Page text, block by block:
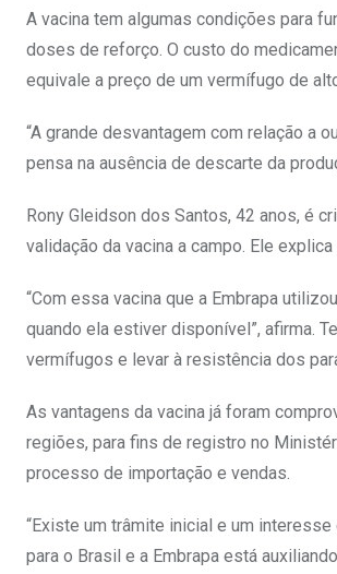
A vacina tem algumas condições para
doses de reforço. O custo do
equivale a preço de um vermífugo de
“A grande desvantagem com relação a
pensa na ausência de descarte da
Rony Gleidson dos Santos, 42 anos, é
validação da vacina a campo. Ele
“Com essa vacina que a Embrapa
quando ela estiver disponível”, afirma.
vermífugos e levar à resistência dos
As vantagens da vacina já foram
regiões, para fins de registro no
processo de importação e vendas.
“Existe um trâmite inicial e um
para o Brasil e a Embrapa está